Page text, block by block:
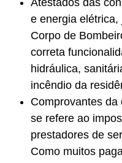
Atestados das
e energia
Corpo de
correta
hidráulica,
incêndio da
Comprovantes
se refere ao
prestadores de
Como muitos